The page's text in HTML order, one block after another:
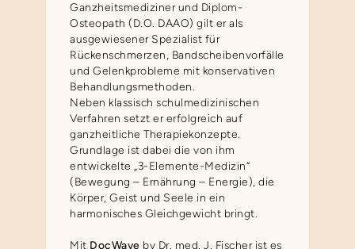
Ganzheitsmediziner und Diplom-
Osteopath (D.O. DAAO) gilt er als
ausgewiesener Spezialist für
Rückenschmerzen, Bandscheibenvorfälle
und Gelenkprobleme mit konservativen
Behandlungsmethoden.
Neben klassisch schulmedizinischen
Verfahren setzt er erfolgreich auf
ganzheitliche Therapiekonzepte.
Grundlage ist dabei die von ihm
entwickelte „3-Elemente-Medizin“
(Bewegung – Ernährung – Energie), die
Körper, Geist und Seele in ein
harmonisches Gleichgewicht bringt.
Mit DocWave by Dr. med. J. Fischer ist es